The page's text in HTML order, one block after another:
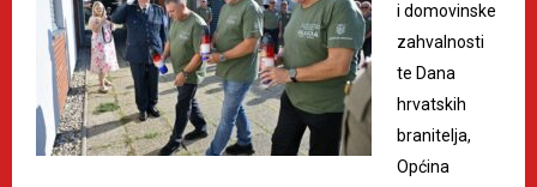
i domovinske
zahvalnosti
te Dana
hrvatskih
branitelja,
Općina